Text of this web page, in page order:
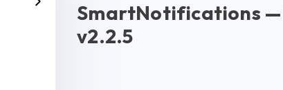
SmartNotifications
v2.2.5